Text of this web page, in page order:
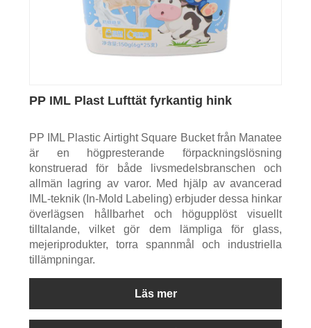
PP IML Plast Lufttät fyrkantig hink
PP IML Plastic Airtight Square Bucket från Manatee
är en högpresterande förpackningslösning
konstruerad för både livsmedelsbranschen och
allmän lagring av varor. Med hjälp av avancerad
IML-teknik (In-Mold Labeling) erbjuder dessa hinkar
överlägsen hållbarhet och högupplöst visuellt
tilltalande, vilket gör dem lämpliga för glass,
mejeriprodukter, torra spannmål och industriella
tillämpningar.
Läs mer